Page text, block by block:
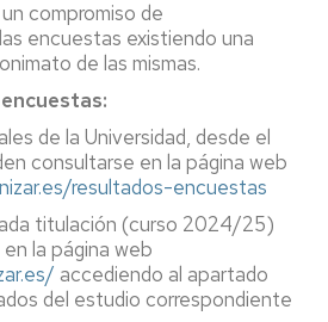
compromiso de
encuestas existiendo una
de las mismas.
de la Universidad, desde el
consultarse en la página web
resultados-encuestas
titulación (curso 2024/25)
la página web
accediendo al apartado
del estudio correspondiente